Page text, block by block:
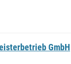
GmbH